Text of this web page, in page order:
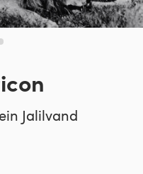
Jalilvand